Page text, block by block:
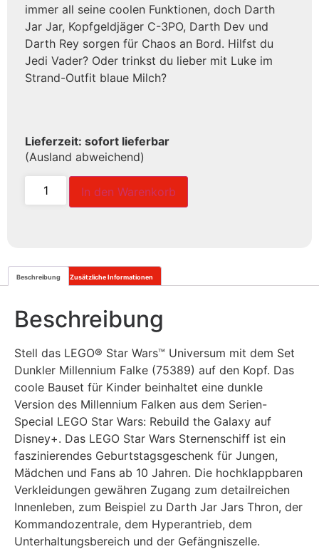
immer all seine coolen Funktionen, doch Darth
Jar Jar, Kopfgeldjäger C-3PO, Darth Dev und
Darth Rey sorgen für Chaos an Bord. Hilfst du
Jedi Vader? Oder trinkst du lieber mit Luke im
Strand-Outfit blaue Milch?
Lieferzeit: sofort lieferbar
(Ausland abweichend)
In den Warenkorb
Beschreibung Zusätzliche Informationen
Beschreibung
Stell das LEGO® Star Wars™ Universum mit dem Set
Dunkler Millennium Falke (75389) auf den Kopf. Das
coole Bauset für Kinder beinhaltet eine dunkle
Version des Millennium Falken aus dem Serien-
Special LEGO Star Wars: Rebuild the Galaxy auf
Disney+. Das LEGO Star Wars Sternenschiff ist ein
faszinierendes Geburtstagsgeschenk für Jungen,
Mädchen und Fans ab 10 Jahren. Die hochklappbaren
Verkleidungen gewähren Zugang zum detailreichen
Innenleben, zum Beispiel zu Darth Jar Jars Thron, der
Kommandozentrale, dem Hyperantrieb, dem
Unterhaltungsbereich und der Gefängniszelle.